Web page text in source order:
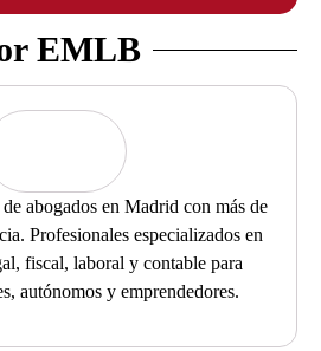
EMLB
abogados en Madrid con más de
Profesionales especializados en
fiscal, laboral y contable para
autónomos y emprendedores.